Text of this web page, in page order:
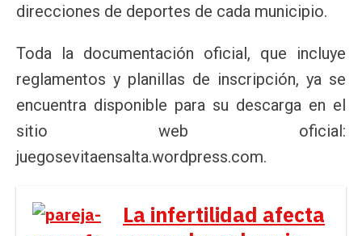
direcciones de deportes de cada municipio.
Toda la documentación oficial, que incluye
reglamentos y planillas de inscripción, ya se
encuentra disponible para su descarga en el
sitio web oficial:
juegosevitaensalta.wordpress.com.
La infertilidad afecta